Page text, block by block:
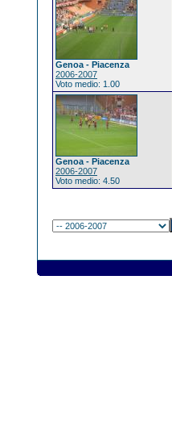
Genoa - Piacenza
2006-2007
Voto medio: 1.00
Genoa - Piacenza
2006-2007
Voto medio: 4.50